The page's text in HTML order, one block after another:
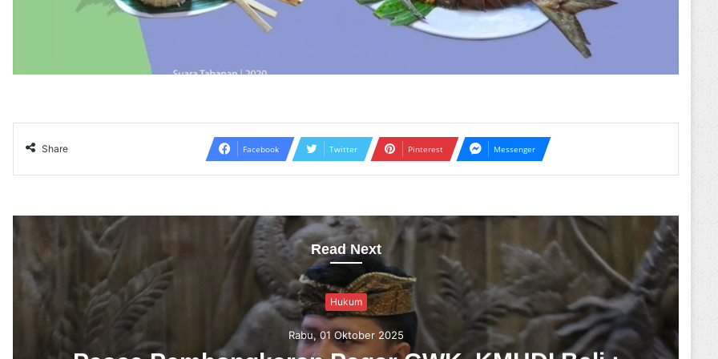
Share Facebook Twitter Pinterest Messenger
Read Next
Birokrasi
Minggu, 10 Agustus 2025